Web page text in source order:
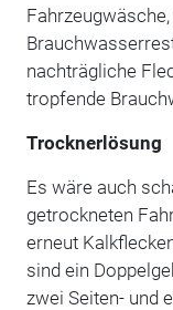
nachträgliche
tropfende
Trocknerlösung
Es wäre auch
getrockneten
erneut
sind ein
zwei Seiten- und